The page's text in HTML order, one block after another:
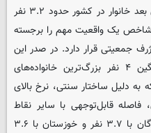
براساس داده‌های سال ۱۴۰۳، میانگین بعد خانوار در کشور حدود ۳.۲ نفر
شاخص یک واقعیت مهم را برجسته
جمعیتی قرار دارد. در صدر این
فهرست، سیستان‌وبلوچستان با میانگین ۴ نفر بزرگ‌ترین خانواده‌های
دلیل ساختار سنتی، نرخ بالای
فاصله قابل‌توجهی با سایر نقاط
کشور نشان می‌دهد. پس از آن هرمزگان با ۳.۷ نفر و خوزستان با ۳.۶